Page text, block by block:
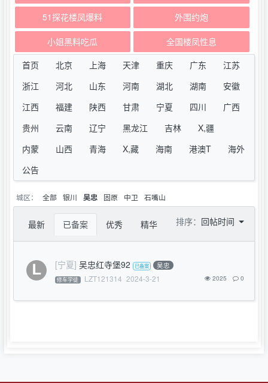
51探花楼凤爆料 外围约炮
小姐黑料吃瓜
全国楼凤性息
首页
北京 上海 天津 重庆 广东
江苏
浙江
河北 山东 河南 湖北 湖南
安徽
江西
福建 陕西 甘肃 宁夏 四川
广西
贵州
云南 辽宁 黑龙江 吉林
X,疆
内蒙
山西 青海 X,藏 海南 港澳T
海外
公告
城区： 全部 银川 吴忠 固原 中卫 石嘴山
最新 已备案 优秀 精华 排序： 回帖时间
[宁夏] 吴忠红寺堡92 吴忠
修车学徒 LZT121314 2024-3-21 2025 0